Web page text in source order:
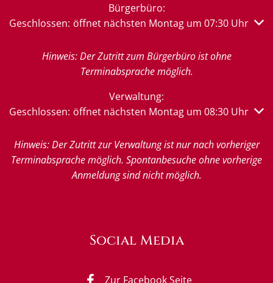
Bürgerbüro:
Klicken, um weitere Öffnungs- oder Schließzeiten
Geschlossen: öffnet nächsten Montag um 07:30 Uhr
Hinweis: Der Zutritt zum Bürgerbüro ist ohne
Terminabsprache möglich.
Verwaltung:
Klicken, um weitere Öffnungs- oder Schließzeiten
Geschlossen: öffnet nächsten Montag um 08:30 Uhr
Hinweis: Der Zutritt zur Verwaltung ist nur nach vorheriger
Terminabsprache möglich. Spontanbesuche ohne vorherige
Anmeldung sind nicht möglich.
Social Media
Zur Facebook Seite